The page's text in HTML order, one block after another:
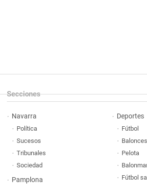
Secciones
Navarra
Política
Sucesos
Tribunales
Sociedad
Pamplona
Deportes
Fútbol
Pelota
Fútbol